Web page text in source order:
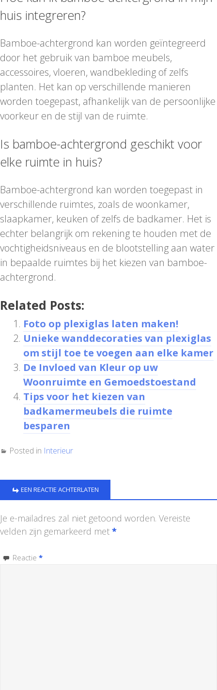
huis integreren?
Bamboe-achtergrond kan worden geïntegreerd
door het gebruik van bamboe meubels,
accessoires, vloeren, wandbekleding of zelfs
planten. Het kan op verschillende manieren
worden toegepast, afhankelijk van de persoonlijke
voorkeur en de stijl van de ruimte.
Is bamboe-achtergrond geschikt voor
elke ruimte in huis?
Bamboe-achtergrond kan worden toegepast in
verschillende ruimtes, zoals de woonkamer,
slaapkamer, keuken of zelfs de badkamer. Het is
echter belangrijk om rekening te houden met de
vochtigheidsniveaus en de blootstelling aan water
in bepaalde ruimtes bij het kiezen van bamboe-
achtergrond.
Related Posts:
Foto op plexiglas laten maken!
Unieke wanddecoraties van plexiglas
om stijl toe te voegen aan elke kamer
De Invloed van Kleur op uw
Woonruimte en Gemoedstoestand
Tips voor het kiezen van
badkamermeubels die ruimte
besparen
Posted in Interieur
EEN REACTIE ACHTERLATEN
Je e-mailadres zal niet getoond worden. Vereiste
velden zijn gemarkeerd met *
Reactie *